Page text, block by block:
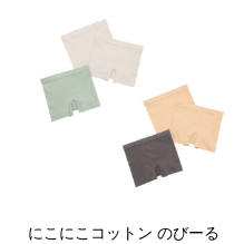
にこにこコットン のびーる